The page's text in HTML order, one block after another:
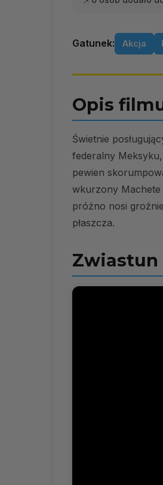
Gatunek: Akcja
Opis
Świetnie
federalny
pewien
wkurzony Machete
próżno nosi
płaszcza.
Zwiastun